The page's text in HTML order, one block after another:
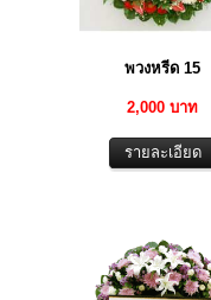
พวงหรีด 15
2,000 บาท